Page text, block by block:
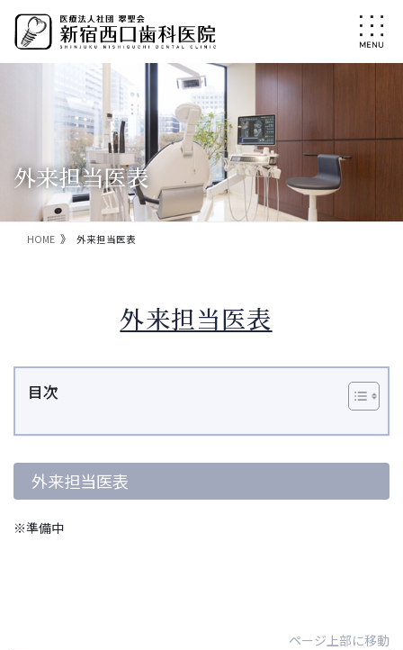
ン
ー
外来担当医表
HOME 外来担当医表
外来担当医表
目次
外来担当医表
※準備中
ページ上部に移動